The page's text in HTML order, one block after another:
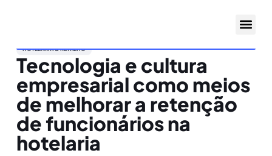
HOTELARIA & RETALHO
Tecnologia e cultura
empresarial como meios
de melhorar a retenção
de funcionários na
hotelaria